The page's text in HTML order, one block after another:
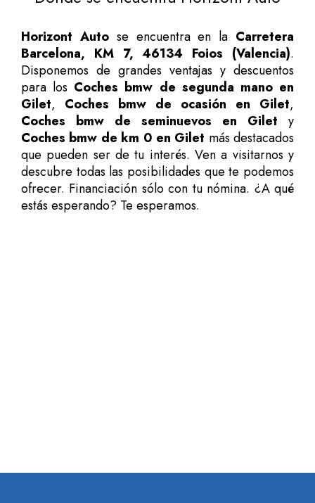
Horizont Autose encuentra en la Carretera
Barcelona, KM 7, 46134 Foios (Valencia).
Disponemos de grandes ventajas y descuentos
para los Coches bmw de segunda mano en
Gilet, Coches bmw de ocasión en Gilet,
Coches bmw de seminuevos en Gilet y
Coches bmw de km 0 en Gilet más destacados
que pueden ser de tu interés. Ven a visitarnos y
descubre todas las posibilidades que te podemos
ofrecer. Financiación sólo con tu nómina. ¿A qué
estás esperando? Te esperamos.